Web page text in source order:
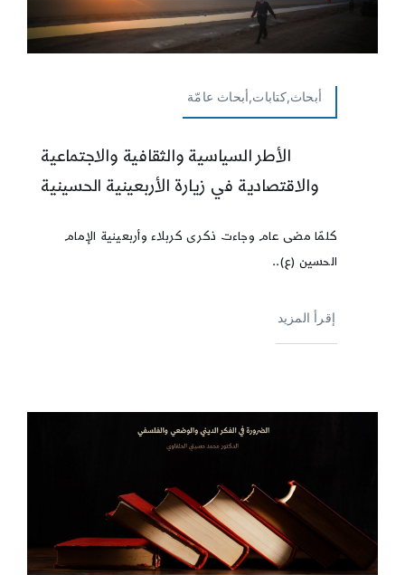
أبحاث,كتابات,أبحاث عامّة
الأطر السياسية والثقافية والاجتماعية
والاقتصادية في زيارة الأربعينية الحسينية
كلمّا مضى عام وجاءت ذكرى كربلاء وأربعينية الإمام
الحسين (ع)..
إقرأ المزيد